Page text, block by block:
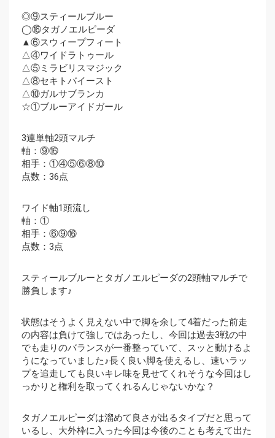
◎⑨スティールブルー
◯⑯タガノエルピーダ
▲⑥スウィープフィート
△④ワイドラトゥール
△⑤ミラビリスマジック
△⑧セキトバイースト
△⑩ガルサブランカ
☆①ブルーアイドガール
3連単軸2頭マルチ
軸：⑨⑯
相手：①④⑤⑥⑧⑩
点数：36点
ワイド軸1頭流し
軸：①
相手：⑥⑨⑯
点数：3点
スティールブルーとタガノエルピーダの2頭軸マルチで
勝負します♪
状態はそうよく見えない中で脚を余して4着だった前走
の内容は負けて強しではあったし、今回は過去3戦の中
でも走りのバランスが一番整っていて、スッと動けるよ
うになっていました♪長く良い脚を使えるし、速いラッ
プを追走しても良いキレ味を見せてくれそうな今回はし
っかりと権利を取ってくれるんじゃないかな？
タガノエルピーダは溜めて良さが出るタイプだと思って
いるし、大外枠に入った今回は今後のことも考えて出た